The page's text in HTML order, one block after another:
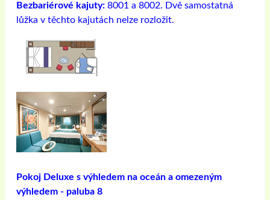
Bezbariérové ​​kajuty: 8001 a 8002. Dvě samostatná
lůžka v těchto kajutách nelze rozložit.
Pokoj Deluxe s výhledem na oceán a omezeným
výhledem - paluba 8